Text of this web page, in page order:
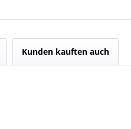
Kunden kauften auch